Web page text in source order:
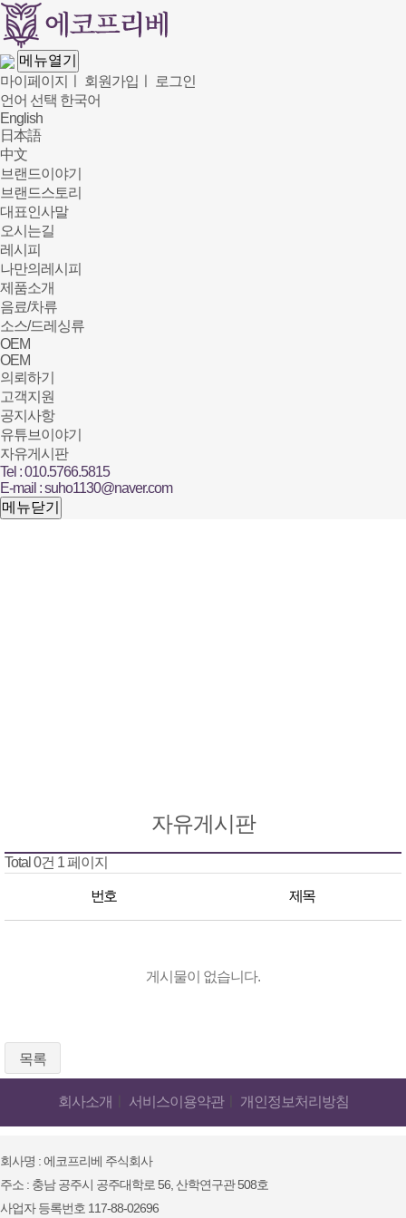
메뉴열기
마이페이지
회원가입
로그인
언어 선택 한국어
English
日本語
中文
브랜드이야기
브랜드스토리
대표인사말
오시는길
레시피
나만의레시피
제품소개
음료/차류
소스/드레싱류
OEM
OEM
의뢰하기
고객지원
공지사항
유튜브이야기
자유게시판
Tel : 010.5766.5815
E-mail : suho1130@naver.com
메뉴닫기
자유게시판
Total 0건 1 페이지
번호 제목
게시물이 없습니다.
목록
회사소개 서비스이용약관ㅣ 개인정보처리방침
회사명 : 에코프리베 주식회사
주소 : 충남 공주시 공주대학로 56, 산학연구관 508호
사업자 등록번호 117-88-02696